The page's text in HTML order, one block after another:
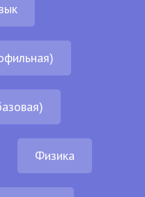
Физика